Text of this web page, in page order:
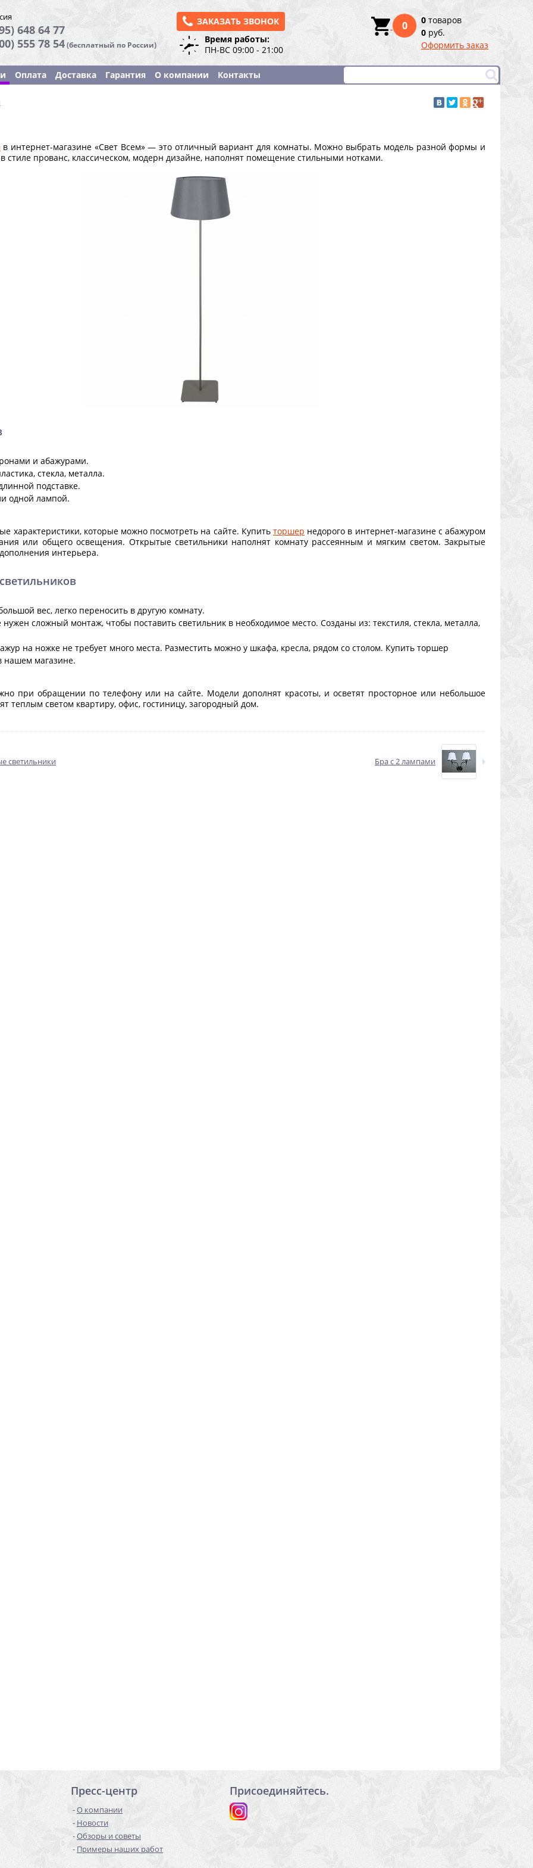
648 64 77
555 78 54(бесплатный по России)
ЗАКАЗАТЬ ЗВОНОК
Время работы:
ПН-ВС 09:00 - 21:00
0 0 товаров
0 руб.
Оформить заказ
Оплата Доставка Гарантия О компании Контакты
в интернет-магазине «Свет Всем» — это отличный вариант для комнаты. Можно выбрать модель разной формы и
стиле прованс, классическом, модерн дизайне, наполнят помещение стильными нотками.
и абажурами.
стекла, металла.
подставке.
одной лампой.
характеристики, которые можно посмотреть на сайте. Купить торшер недорого в интернет-магазине с абажуром
или общего освещения. Открытые светильники наполнят комнату рассеянным и мягким светом. Закрытые
интерьера.
вес, легко переносить в другую комнату.
сложный монтаж, чтобы поставить светильник в необходимое место. Созданы из: текстиля, стекла, металла,
на ножке не требует много места. Разместить можно у шкафа, кресла, рядом со столом. Купить торшер
нашем магазине.
при обращении по телефону или на сайте. Модели дополнят красоты, и осветят просторное или небольшое
теплым светом квартиру, офис, гостиницу, загородный дом.
светильники Бра с 2 лампами
Пресс-центр
О компании
Новости
Обзоры и советы
Примеры наших работ
Присоединяйтесь.